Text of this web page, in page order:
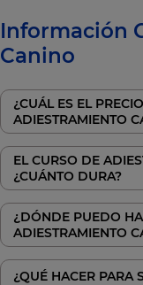
Información
Canino
¿CUÁL ES EL
ADIESTRAMIENTO
EL CURSO DE
¿CUÁNTO DURA?
¿DÓNDE PUEDO
ADIESTRAMIENTO
¿QUÉ HACER PARA